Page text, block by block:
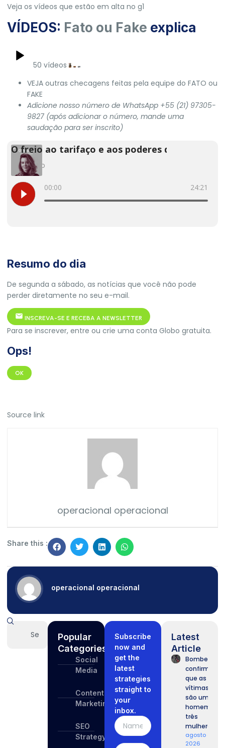
Veja os vídeos que estão em alta no g1
VÍDEOS: Fato ou Fake explica
50 vídeos
VEJA outras checagens feitas pela equipe do FATO ou
FAKE
Adicione nosso número de WhatsApp +55 (21) 97305-
9827 (após adicionar o número, mande uma
saudação para ser inscrito)
Resumo do dia
De segunda a sábado, as notícias que você não pode
perder diretamente no seu e-mail.
INSCREVA-SE E RECEBA A NEWSLETTER
Para se inscrever, entre ou crie uma conta Globo gratuita.
Ops!
OK
Source link
operacional operacional
Share this :
operacional operacional
Popular
Categories
Social
Media
Content
Marketing
SEO
Strategy
Subscribe
now and
get the
latest
strategies
straight to
your
inbox.
Latest
Article
Bombeiros
confirmam
que as
vítimas
são um
homem e
três
mulheres.
agosto 8,
2026